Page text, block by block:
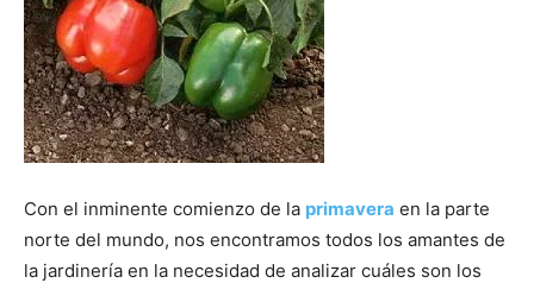
Con el inminente comienzo de la primavera en la parte
norte del mundo, nos encontramos todos los amantes de
la jardinería en la necesidad de analizar cuáles son los